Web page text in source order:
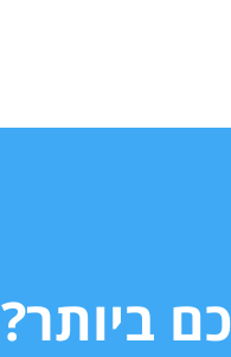
ביותר?